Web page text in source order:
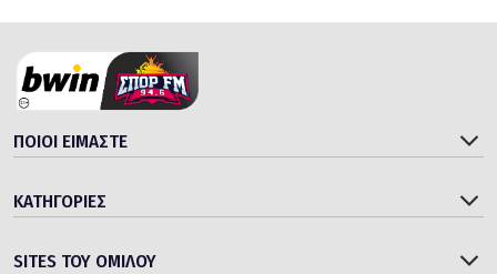
ΠΟΙΟΙ ΕΙΜΑΣΤΕ
ΚΑΤΗΓΟΡΙΕΣ
SITES ΤΟΥ ΟΜΙΛΟΥ